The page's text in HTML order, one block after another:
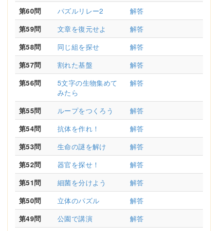
第60問 パズルリレー2
解答
第59問
文章を復元せよ
解答
第58問
同じ組を探せ
解答
第57問
割れた基盤
解答
第56問
5文字の生物集めて
みたら
解答
第55問 ループをつくろう
解答
第54問
抗体を作れ！
解答
第53問
生命の謎を解け
解答
第52問
器官を探せ！
解答
第51問
細菌を分けよう
解答
第50問
立体のパズル
解答
第49問
公園で講演
解答